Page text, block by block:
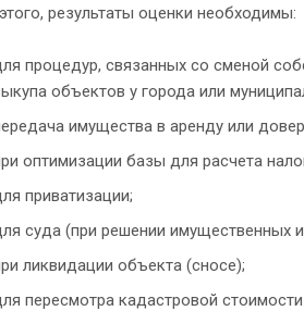
результаты оценки необходимы:
процедур, связанных со сменой
объектов у города или
имущества в аренду или
оптимизации базы для расчета
приватизации;
суда (при решении имущественных
ликвидации объекта (сносе);
пересмотра кадастровой